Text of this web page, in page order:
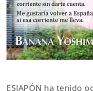
ESJAPÓN ha tenido